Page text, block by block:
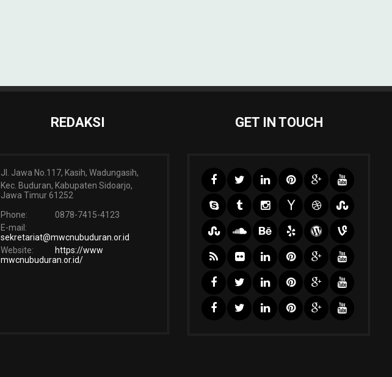
REDAKSI
Jl. Jawa No.117, Kasih, Wadungasih,
Kec. Buduran, Kabupaten Sidoarjo,
Jawa Timur 61252
Phone:
0878-7415-4123
E-mail:
sekretariat@mwcnubuduran.or.id
Website:
https://www
mwcnubuduran.or.id/
GET IN TOUCH